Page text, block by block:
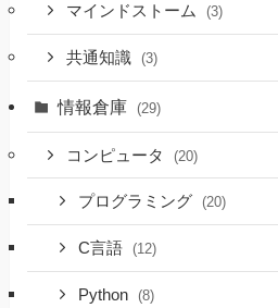
マインドストーム (3)
共通知識 (3)
情報倉庫 (29)
コンピュータ (20)
プログラミング (20)
C言語 (12)
Python (8)